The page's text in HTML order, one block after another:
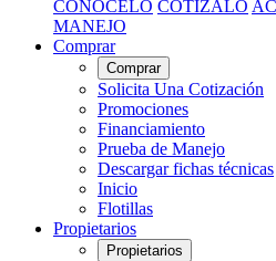
CONÓCELO COTÍZALO
MANEJO
Comprar
Comprar
Solicita Una Cotización
Promociones
Financiamiento
Prueba de Manejo
Descargar fichas técnicas
Inicio
Flotillas
Propietarios
Propietarios